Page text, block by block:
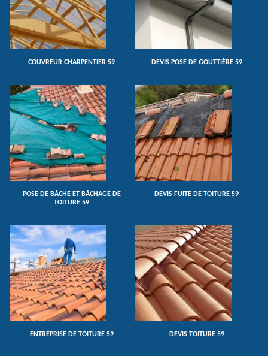
COUVREUR CHARPENTIER 59 DEVIS POSE DE GOUTTIÈRE 59
POSE DE BÂCHE ET BÂCHAGE DE
TOITURE 59
DEVIS FUITE DE TOITURE 59
ENTREPRISE DE TOITURE 59 DEVIS TOITURE 59